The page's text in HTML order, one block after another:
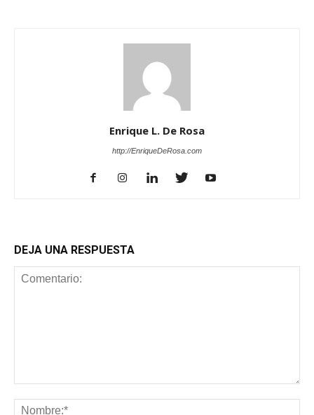
Enrique L. De Rosa
http://EnriqueDeRosa.com
DEJA UNA RESPUESTA